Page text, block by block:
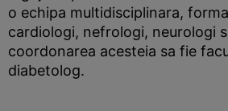
o echipa multidisciplinara,
cardiologi, nefrologi, neurologi
coordonarea acesteia sa fie
diabetolog.